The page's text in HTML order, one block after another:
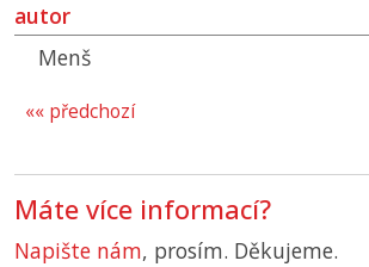
autor
Menš
«« předchozí
Máte více informací?
Napište nám, prosím. Děkujeme.